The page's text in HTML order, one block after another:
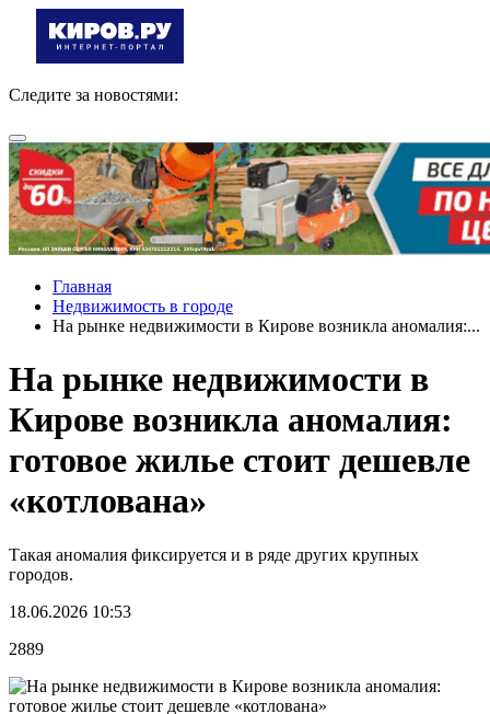
Следите за новостями:
Главная
Недвижимость в городе
На рынке недвижимости в Кирове возникла аномалия:...
На рынке недвижимости в
Кирове возникла аномалия:
готовое жилье стоит дешевле
«котлована»
Такая аномалия фиксируется и в ряде других крупных
городов.
18.06.2026 10:53
2889